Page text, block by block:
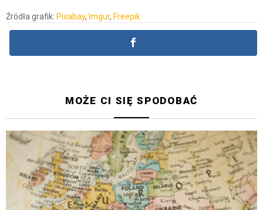
Źródła grafik: Pixabay, Imgur, Freepik
MOŻE CI SIĘ SPODOBAĆ